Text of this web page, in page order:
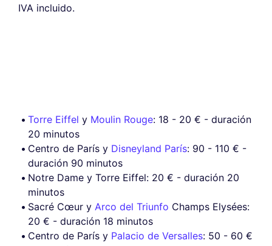
IVA incluido.
Torre Eiffel y Moulin Rouge: 18 - 20 € - duración
20 minutos
Centro de París y Disneyland París: 90 - 110 € -
duración 90 minutos
Notre Dame y Torre Eiffel: 20 € - duración 20
minutos
Sacré Cœur y Arco del Triunfo Champs Elysées:
20 € - duración 18 minutos
Centro de París y Palacio de Versalles: 50 - 60 €